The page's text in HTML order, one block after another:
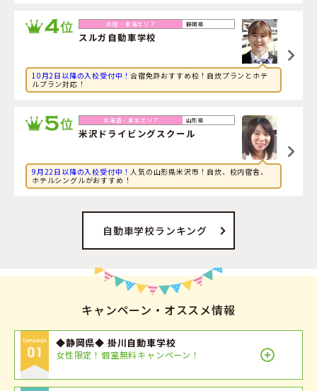
静岡県
スルガ自動車学校
10月2日以降の入校受付中！合宿免許おすすめ校！自炊プランとホテ
ルプラン対応！
山形県
米沢ドライビングスクール
9月22日以降の入校受付中！人気の山形県米沢市！自炊、校内宿舎、
ホテルシングルがおすすめ！
自動車学校ランキング
キャンペーン・オススメ情報
◆静岡県◆ 掛川自動車学校
女性限定！個室無料キャンペーン！